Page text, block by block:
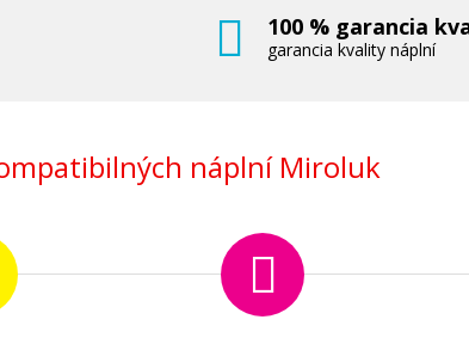
100 % garancia
garancia kvality náplní
náplní Miroluk